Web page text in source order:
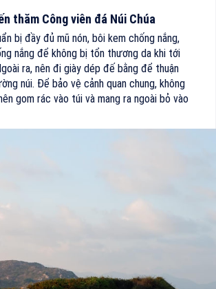
thăm Công viên đá Núi Chúa
bị đầy đủ mũ nón, bôi kem chống nắng,
nắng để không bị tổn thương da khi tới
ra, nên đi giày dép đế bằng để thuận
núi. Để bảo vệ cảnh quan chung, không
gom rác vào túi và mang ra ngoài bỏ vào